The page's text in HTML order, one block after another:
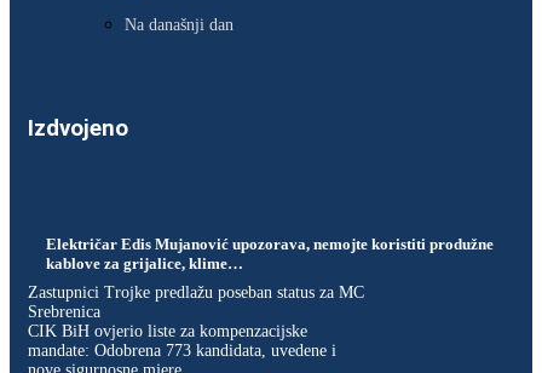
Na današnji dan
Izdvojeno
Električar Edis Mujanović upozorava, nemojte koristiti produžne
kablove za grijalice, klime…
Zastupnici Trojke predlažu poseban status za MC
Srebrenica
CIK BiH ovjerio liste za kompenzacijske
mandate: Odobrena 773 kandidata, uvedene i